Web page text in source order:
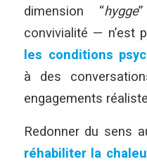
dimension “hygge
convivialité — n’est
les conditions
à des
engagements
Redonner du sens
réhabiliter la